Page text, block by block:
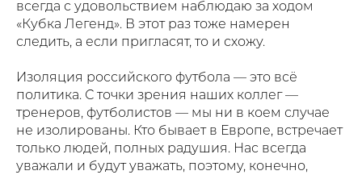
всегда с удовольствием наблюдаю за ходом
«Кубка Легенд». В этот раз тоже намерен
следить, а если пригласят, то и схожу.
Изоляция российского футбола — это всё
политика. С точки зрения наших коллег —
тренеров, футболистов — мы ни в коем случае
не изолированы. Кто бывает в Европе, встречает
только людей, полных радушия. Нас всегда
уважали и будут уважать, поэтому, конечно,